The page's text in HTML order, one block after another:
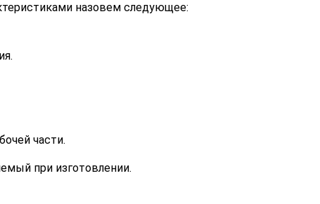
назовем следующее:
части.
при изготовлении.